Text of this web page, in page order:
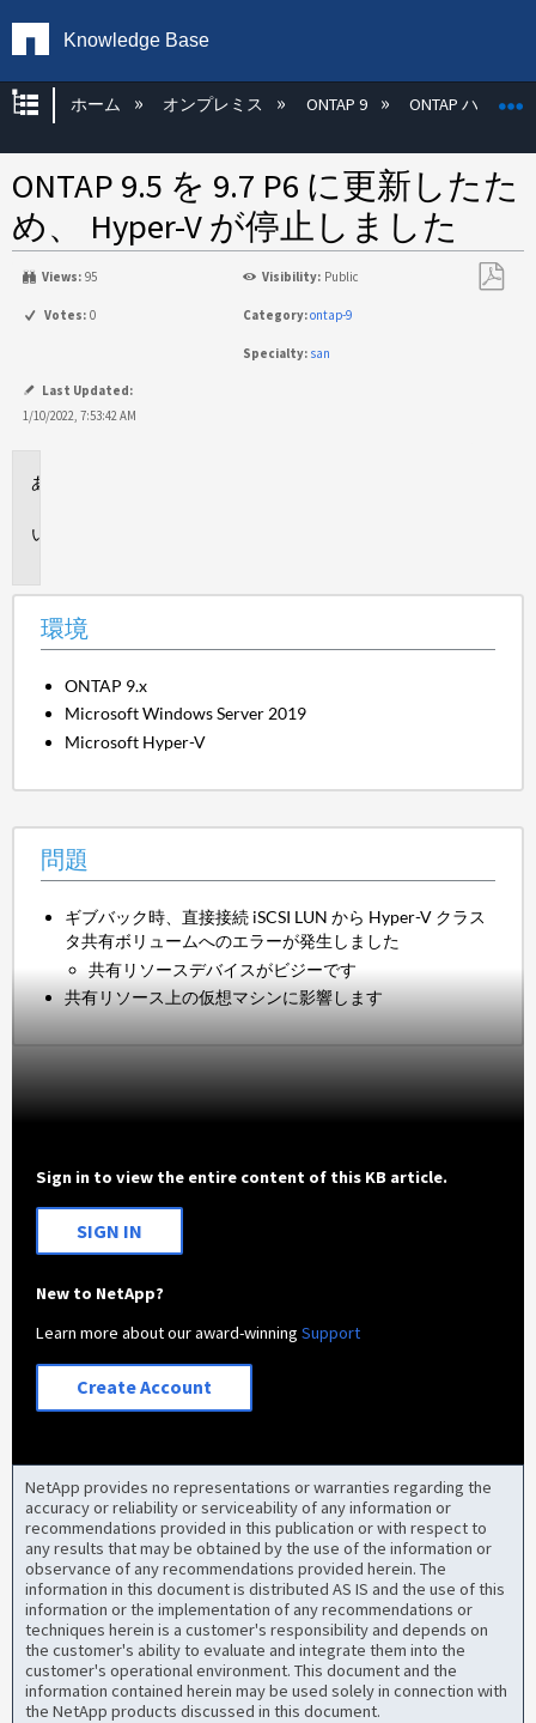
Knowledge Base
グローバル階層を展開/折りたたむ
ホーム オンプレミス ONTAP 9 ONTAP ハード
ONTAP 9.5 を 9.7 P6 に更新したた
め、 Hyper-V が停止しました
Views: 95 Visibility: Public
Votes: 0 Category:ontap-9
Specialty: san
Last Updated:
1/10/2022, 7:53:42 AM
環境
ONTAP 9.x
Microsoft Windows Server 2019
Microsoft Hyper-V
問題
ギブバック時、直接接続 iSCSI LUN から Hyper-V クラス
タ共有ボリュームへのエラーが発生しました
共有リソースデバイスがビジーです
共有リソース上の仮想マシンに影響します
Sign in to view the entire content of this KB article.
SIGN IN
New to NetApp?
Learn more about our award-winningSupport
Create Account
NetApp provides no representations or warranties regarding the
accuracy or reliability or serviceability of any information or
recommendations provided in this publication or with respect to
any results that may be obtained by the use of the information or
observance of any recommendations provided herein. The
information in this document is distributed AS IS and the use of this
information or the implementation of any recommendations or
techniques herein is a customer's responsibility and depends on
the customer's ability to evaluate and integrate them into the
customer's operational environment. This document and the
information contained herein may be used solely in connection with
the NetApp products discussed in this document.